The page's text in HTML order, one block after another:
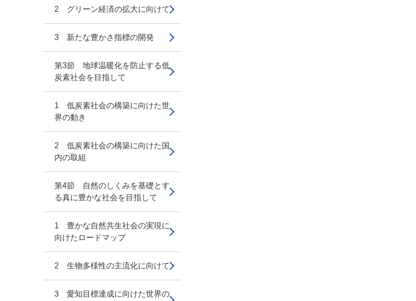
2 グリーン経済の拡大に向けて
3 新たな豊かさ指標の開発
第3節 地球温暖化を防止する低
炭素社会を目指して
1 低炭素社会の構築に向けた世
界の動き
2 低炭素社会の構築に向けた国
内の取組
第4節 自然のしくみを基礎とす
る真に豊かな社会を目指して
1 豊かな自然共生社会の実現に
向けたロードマップ
2 生物多様性の主流化に向けて
3 愛知目標達成に向けた世界の